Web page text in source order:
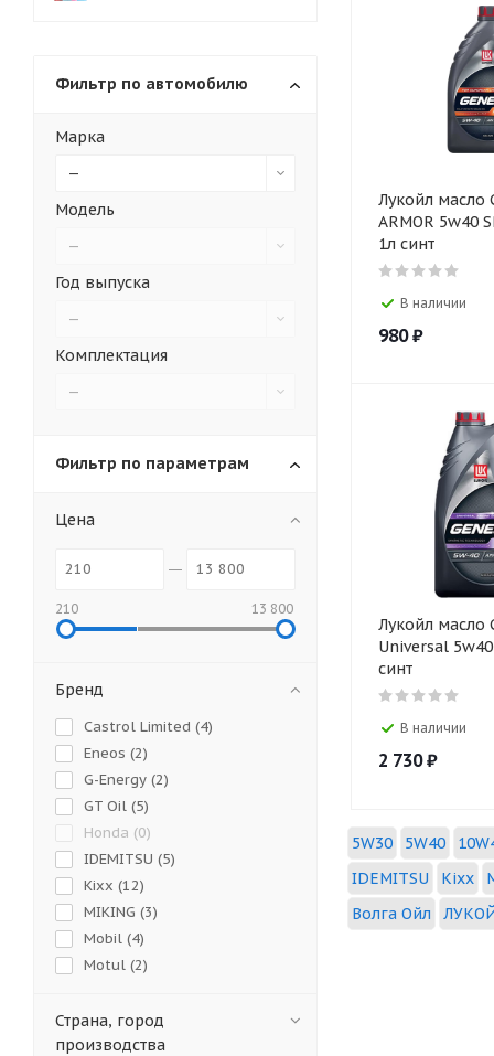
Лукойл масло
ARMOR 5w40
1л синт
В наличии
980₽
Лукойл масло
Universal 5w40
синт
В наличии
2 730₽
5W30 5W40
IDEMITSU
Kixx
Волга Ойл
Фильтр по автомобилю
Марка
—
Модель
—
Год выпуска
—
Комплектация
—
Фильтр по параметрам
Цена
210 13 800
Бренд
Castrol Limited (4)
Eneos (2)
G-Energy (2)
GT Oil (5)
Honda (0)
IDEMITSU (5)
Kixx (12)
MIKING (3)
Mobil (4)
Motul (2)
Ravenol (4)
ROLF (8)
Страна, город
производства